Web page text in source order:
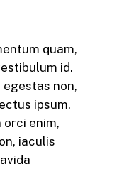
quam,
id.
non,
ipsum.
enim,
iaculis